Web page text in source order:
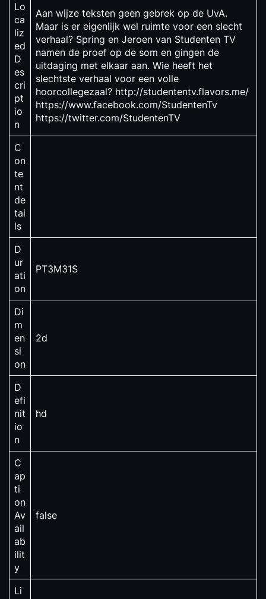
Lo
ca
liz
ed
D
es
cri
pt
io
n
Aan wijze teksten geen gebrek op de UvA.
Maar is er eigenlijk wel ruimte voor een slecht
verhaal? Spring en Jeroen van Studenten TV
namen de proef op de som en gingen de
uitdaging met elkaar aan. Wie heeft het
slechtste verhaal voor een volle
hoorcollegezaal? http://studententv.flavors.me/
https://www.facebook.com/StudentenTv
https://twitter.com/StudentenTV
C
on
te
nt
de
tai
ls
D
ur
ati
on
PT3M31S
Di
m
en
si
on
2d
D
efi
nit
io
n
hd
C
ap
ti
on
Av
ail
ab
ilit
y
false
Li